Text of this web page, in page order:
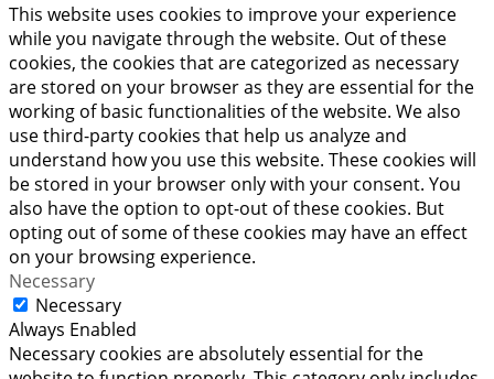
This website uses cookies to improve your experience
while you navigate through the website. Out of these
cookies, the cookies that are categorized as necessary
are stored on your browser as they are essential for the
working of basic functionalities of the website. We also
use third-party cookies that help us analyze and
understand how you use this website. These cookies will
be stored in your browser only with your consent. You
also have the option to opt-out of these cookies. But
opting out of some of these cookies may have an effect
on your browsing experience.
Necessary
Necessary
Always Enabled
Necessary cookies are absolutely essential for the